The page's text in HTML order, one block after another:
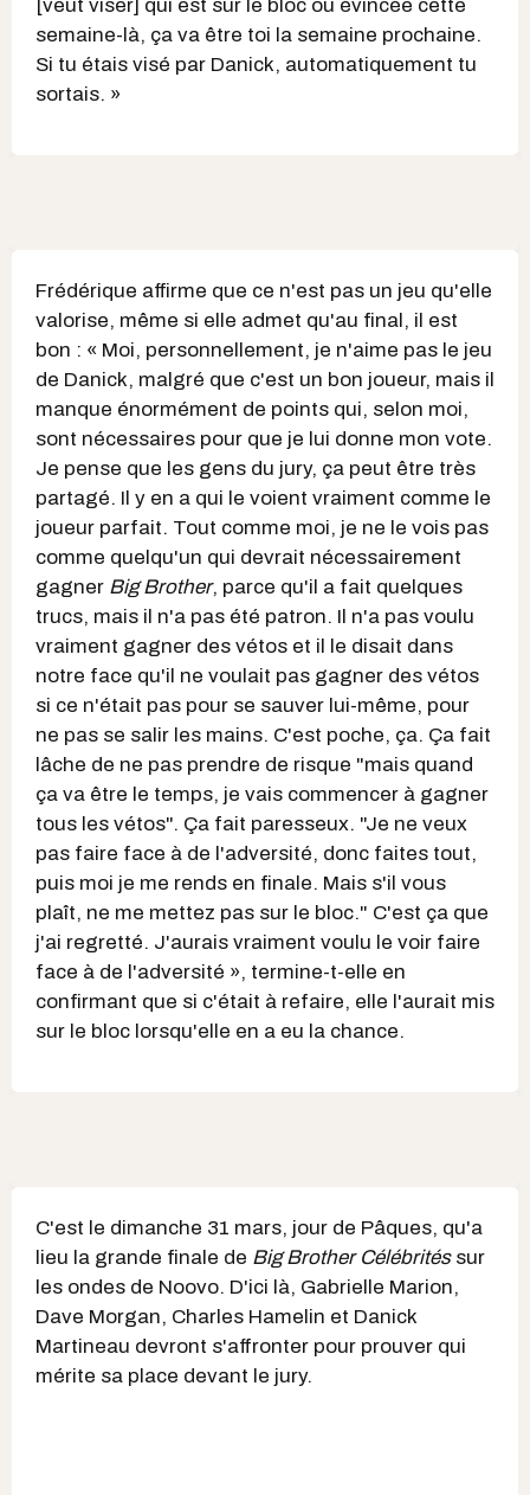
[veut viser] qui est sur le bloc ou évincée cette
semaine-là, ça va être toi la semaine prochaine.
Si tu étais visé par Danick, automatiquement tu
sortais. »
Frédérique affirme que ce n'est pas un jeu qu'elle
valorise, même si elle admet qu'au final, il est
bon : « Moi, personnellement, je n'aime pas le jeu
de Danick, malgré que c'est un bon joueur, mais il
manque énormément de points qui, selon moi,
sont nécessaires pour que je lui donne mon vote.
Je pense que les gens du jury, ça peut être très
partagé. Il y en a qui le voient vraiment comme le
joueur parfait. Tout comme moi, je ne le vois pas
comme quelqu'un qui devrait nécessairement
gagner Big Brother, parce qu'il a fait quelques
trucs, mais il n'a pas été patron. Il n'a pas voulu
vraiment gagner des vétos et il le disait dans
notre face qu'il ne voulait pas gagner des vétos
si ce n'était pas pour se sauver lui-même, pour
ne pas se salir les mains. C'est poche, ça. Ça fait
lâche de ne pas prendre de risque "mais quand
ça va être le temps, je vais commencer à gagner
tous les vétos". Ça fait paresseux. "Je ne veux
pas faire face à de l'adversité, donc faites tout,
puis moi je me rends en finale. Mais s'il vous
plaît, ne me mettez pas sur le bloc." C'est ça que
j'ai regretté. J'aurais vraiment voulu le voir faire
face à de l'adversité », termine-t-elle en
confirmant que si c'était à refaire, elle l'aurait mis
sur le bloc lorsqu'elle en a eu la chance.
C'est le dimanche 31 mars, jour de Pâques, qu'a
lieu la grande finale de Big Brother Célébrités sur
les ondes de Noovo. D'ici là, Gabrielle Marion,
Dave Morgan, Charles Hamelin et Danick
Martineau devront s'affronter pour prouver qui
mérite sa place devant le jury.